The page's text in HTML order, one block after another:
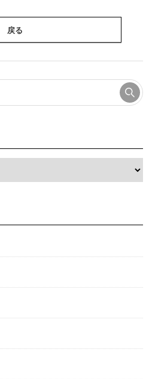
月19日（日） 栃木県”関東自転車 株
社”様
戻る